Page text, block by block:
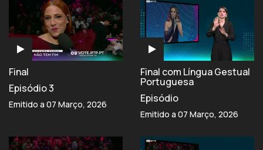
Final
Episódio 3
Emitido a 07 Março, 2026
Final com Língua Gestual
Portuguesa
Episódio
Emitido a 07 Março, 2026